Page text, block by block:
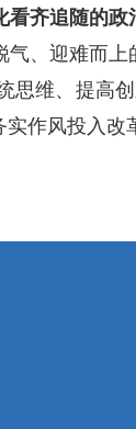
齐追随的政
气、迎难而
思维、提高
作风投入改